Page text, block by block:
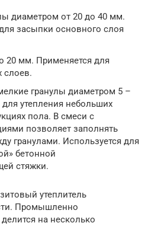
диаметром от 20 до 40 мм.
засыпки основного слоя
20 мм. Применяется для
слоев.
гранулы диаметром 5 –
утепления небольших
пола. В смеси с
позволяет заполнять
гранулами. Используется для
бетонной
стяжки.
утеплитель
Промышленно
на несколько